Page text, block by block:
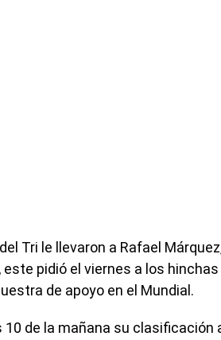
Tri le llevaron a Rafael
pidió el viernes a los hinchas
de apoyo en el Mundial.
de la mañana su clasificación